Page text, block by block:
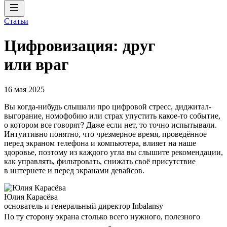
Статьи
Цифровизация: друг
или враг
16 мая 2025
Вы когда-нибудь слышали про цифровой стресс, диджитал-
выгорание, номофобию или страх упустить какое-то событие,
о котором все говорят? Даже если нет, то точно испытывали.
Интуитивно понятно, что чрезмерное время, проведённое
перед экраном телефона и компьютера, влияет на наше
здоровье, поэтому из каждого угла вы слышите рекомендации,
как управлять, фильтровать, снижать своё присутствие
в интернете и перед экранами девайсов.
Юлия Карасёва
основатель и генеральный директор Inbalansy
По ту сторону экрана столько всего нужного, полезного